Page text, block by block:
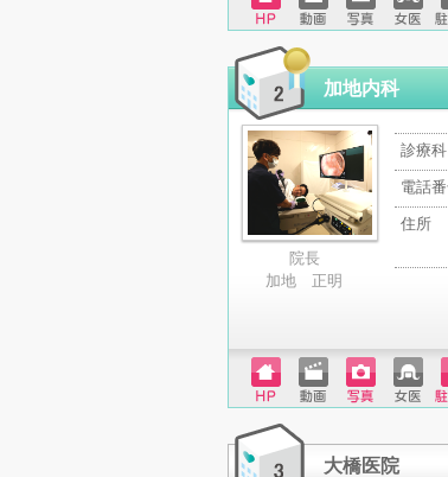
ホーム
ページ
動画 写真 女医
加地内科
院長
加地 正明
診療科
電話
住所
ホーム
ページ
動画 写真 女医
大橋医院